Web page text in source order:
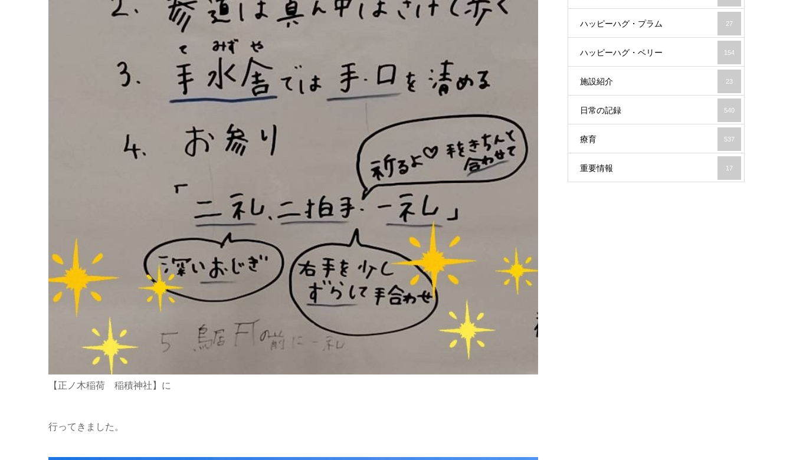
【正ノ木稲荷 稲積神社】に
行ってきました。
ハッピーハグ・プラム 27
ハッピーハグ・ベリー 154
施設紹介 23
日常の記録 540
療育 537
重要情報 17